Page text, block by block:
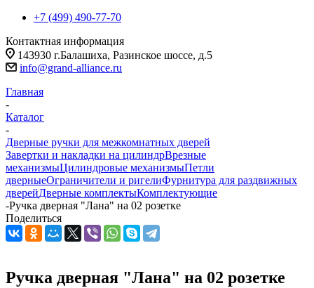
+7 (499) 490-77-70
Контактная информация
143930 г.Балашиха, Разинское шоссе, д.5
info@grand-alliance.ru
Главная
-
Каталог
-
Дверные ручки для межкомнатных дверей
Завертки и накладки на цилиндрВрезные
механизмыЦилиндровые механизмыПетли
дверныеОграничители и ригелиФурнитура для раздвижных
дверейДверные комплектыКомплектующие
-Ручка дверная "Лана" на 02 розетке
Поделиться
Ручка дверная "Лана" на 02 розетке